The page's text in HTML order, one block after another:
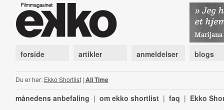
forside artikler anmeldelser blogs
Du er her: Ekko Shortlist| All Time
månedens anbefaling | om ekko shortlist | faq | Ekko